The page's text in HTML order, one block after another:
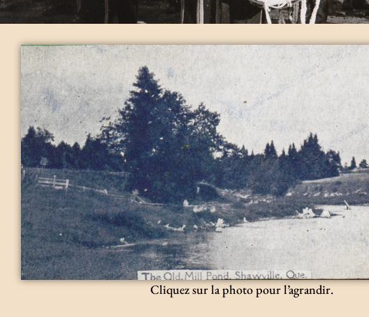
Cliquez sur la photo pour l’agrandir.